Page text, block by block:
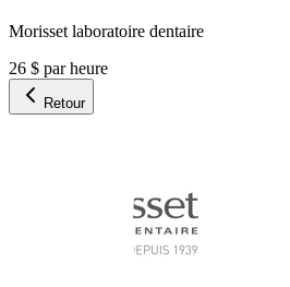
Morisset laboratoire dentaire
26 $ par heure
Retour